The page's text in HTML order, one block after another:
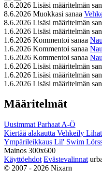
8.6.2026 Lisäsi määritelmän
8.6.2026 Muokkasi sanaa
8.6.2026 Lisäsi määritelmän
1.6.2026 Lisäsi määritelmän
1.6.2026 Kommentoi sanaa
1.6.2026 Kommentoi sanaa
1.6.2026 Kommentoi sanaa
1.6.2026 Lisäsi määritelmän
1.6.2026 Lisäsi määritelmän
1.6.2026 Lisäsi määritelmän
Määritelmät
Uusimmat Parhaat A-Ö
Kiertää alakautta Vehkeily
Ympärileikkaus Lil' Swim
Mainos 300x600
Käyttöehdot Evästevalinnat
© 2007 - 2026 Nixarn